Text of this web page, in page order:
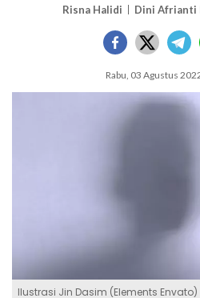
Risna Halidi Dini Afrianti
Rabu, 03 Agustus
Ilustrasi Jin Dasim (Elements Envato)